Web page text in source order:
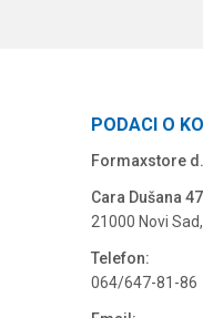
PODACI O
Formaxstore
Cara Dušana 47
21000 Novi
Telefon:
064/647-81-86